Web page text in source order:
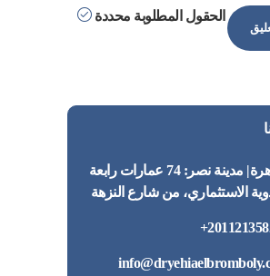
الحقول المطلوبة محددة
القاهرة| مدينة نصر: 74 عمارات رابعة
الاستثماري، من شارع النزهة